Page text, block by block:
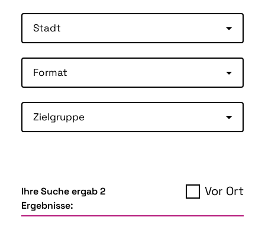
Stadt
Format
Zielgruppe
Ihre Suche ergab 2
Ergebnisse:
Vor Ort